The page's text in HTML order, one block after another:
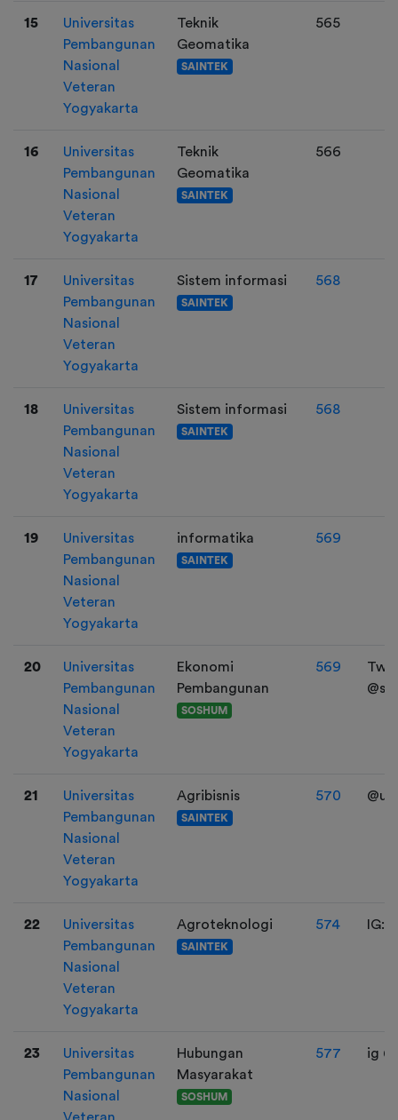
15
Universitas
Pembangunan
Nasional
Veteran
Yogyakarta
Teknik
Geomatika
SAINTEK
565
16
Universitas
Pembangunan
Nasional
Veteran
Yogyakarta
Teknik
Geomatika
SAINTEK
566
17
Universitas
Pembangunan
Nasional
Veteran
Yogyakarta
Sistem informasi
SAINTEK
568
18
Universitas
Pembangunan
Nasional
Veteran
Yogyakarta
Sistem informasi
SAINTEK
568
19
Universitas
Pembangunan
Nasional
Veteran
Yogyakarta
informatika
SAINTEK
569
20
Universitas
Pembangunan
Nasional
Veteran
Yogyakarta
Ekonomi
Pembangunan
SOSHUM
569
21
Universitas
Pembangunan
Nasional
Veteran
Yogyakarta
Agribisnis
SAINTEK
570
22
Universitas
Pembangunan
Nasional
Veteran
Yogyakarta
Agroteknologi
SAINTEK
574 IG:
23
Universitas
Pembangunan
Nasional
Hubungan
Masyarakat
SOSHUM
577 ig